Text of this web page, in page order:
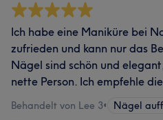
Ich habe eine Maniküre bei
zufrieden und kann nur das
Nägel sind schön und
nette Person. Ich empfehle
Behandelt von Lee 3• Nägel